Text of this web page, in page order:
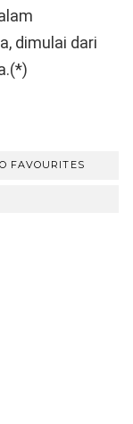
dimulai dari
FAVOURITES